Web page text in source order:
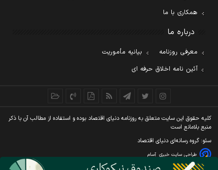
همکاری با ما
درباره ما
معرفی روزنامه
بیانیه مأموریت
آئین نامه اخلاق حرفه ای
کليه حقوق اين سايت متعلق به روزنامه دنيای اقتصاد بوده و استفاده از مطالب آن با ذکر
منبع بلامانع است
سئو: گروه رسانه‌ای دنیای اقتصاد
طراحی سایت خبری آسام